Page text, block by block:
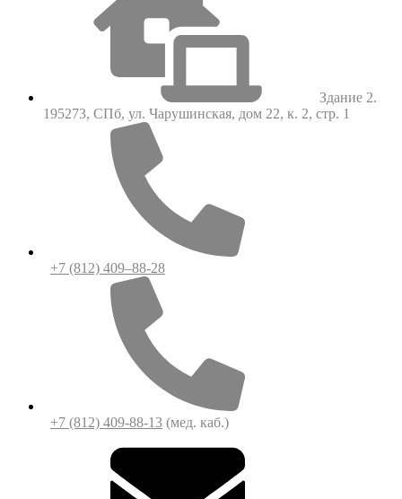
Здание 2.
195273, СПб, ул. Чарушинская, дом 22, к. 2, стр. 1
+7 (812) 409–88-28
+7 (812) 409-88-13 (мед. каб.)